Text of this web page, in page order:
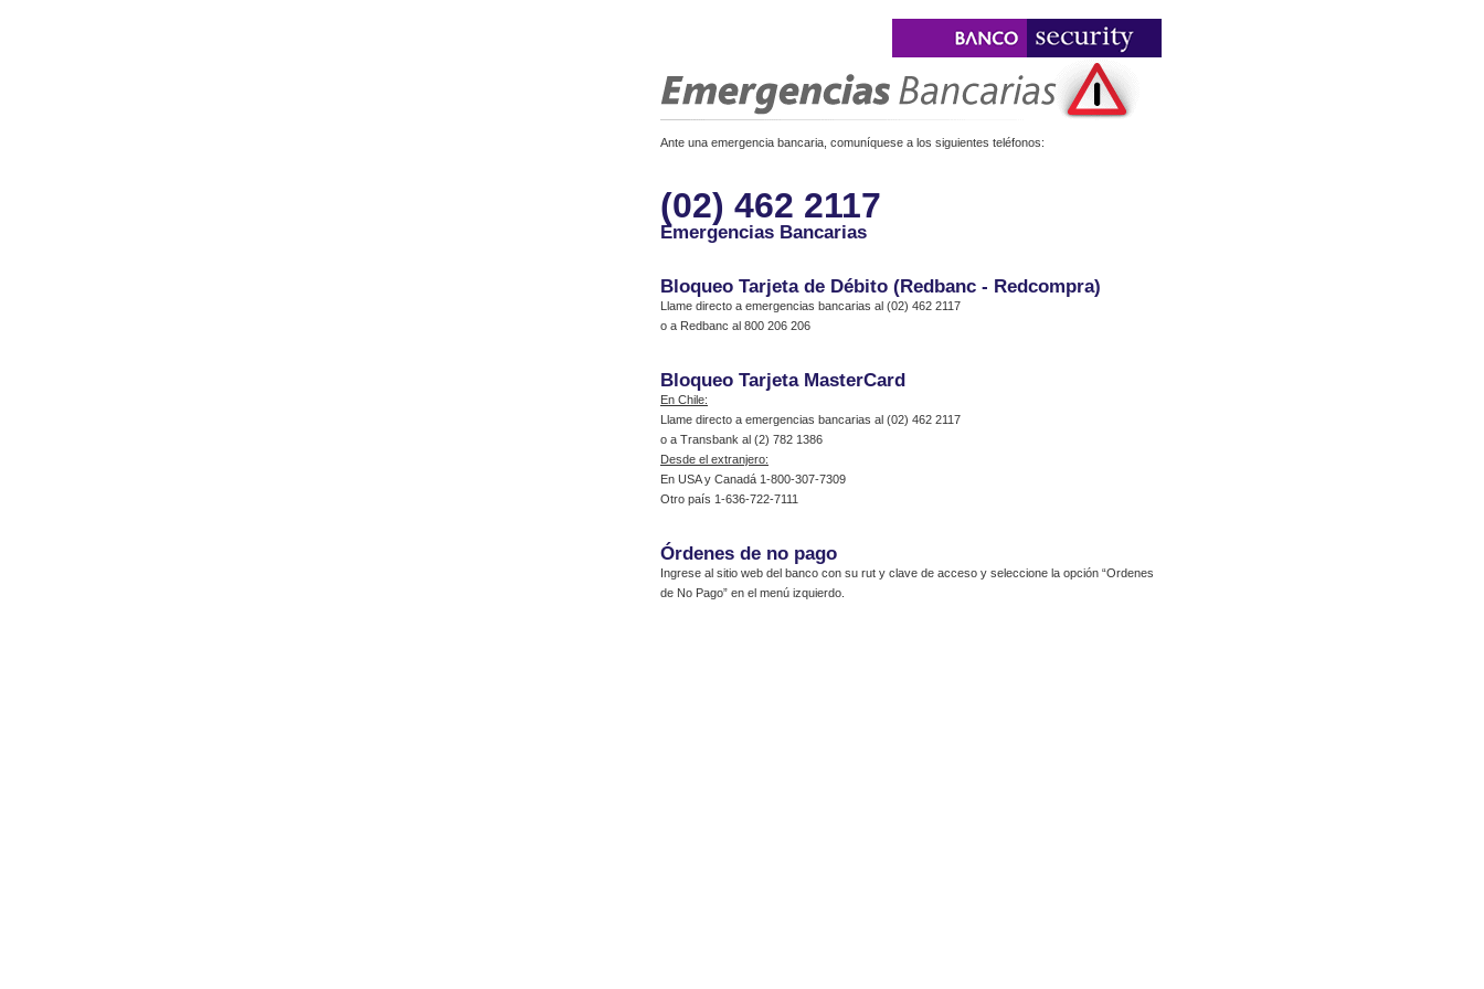
Ante una emergencia bancaria, comuníquese a los siguientes teléfonos:
(02) 462 2117
Emergencias Bancarias
Bloqueo Tarjeta de Débito (Redbanc - Redcompra)
Llame directo a emergencias bancarias al (02) 462 2117
o a Redbanc al 800 206 206
Bloqueo Tarjeta MasterCard
En Chile:
Llame directo a emergencias bancarias al (02) 462 2117
o a Transbank al (2) 782 1386
Desde el extranjero:
En USA y Canadá 1-800-307-7309
Otro país 1-636-722-7111
Órdenes de no pago
Ingrese al sitio web del banco con su rut y clave de acceso y seleccione la opción “Ordenes
de No Pago” en el menú izquierdo.